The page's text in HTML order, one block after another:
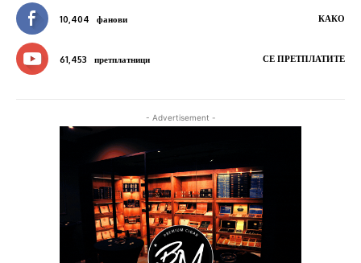
10,404 фанови КАКО
61,453 претплатници СЕ ПРЕТПЛАТИТЕ
- Advertisement -